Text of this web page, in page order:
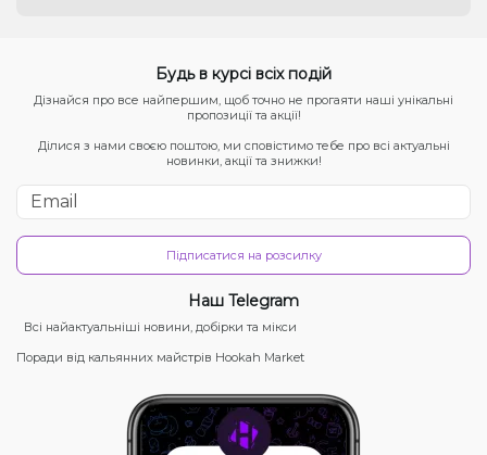
Будь в курсі всіх подій
Дізнайся про все найпершим, щоб точно не прогаяти наші унікальні
пропозиції та акції!
Ділися з нами своєю поштою, ми сповістимо тебе про всі актуальні
новинки, акції та знижки!
Підписатися на розсилку
Наш Telegram
Всі найактуальніші новини, добірки та мікси
Поради від кальянних майстрів Hookah Market